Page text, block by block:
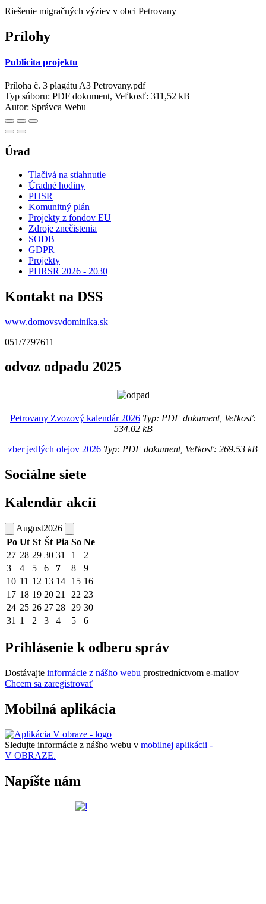
Riešenie migračných výziev v obci Petrovany
Prílohy
Publicita projektu
Príloha č. 3 plagátu A3 Petrovany.pdf
Typ súboru: PDF dokument, Veľkosť: 311,52 kB
Autor: Správca Webu
Úrad
Tlačivá na stiahnutie
Úradné hodiny
PHSR
Komunitný plán
Projekty z fondov EU
Zdroje znečistenia
SODB
GDPR
Projekty
PHRSR 2026 - 2030
Kontakt na DSS
www.domovsvdominika.sk
051/7797611
odvoz odpadu 2025
Petrovany Zvozový kalendár 2026 Typ: PDF dokument, Veľkosť:
534.02 kB
zber jedlých olejov 2026 Typ: PDF dokument, Veľkosť: 269.53 kB
Sociálne siete
Kalendár akcií
August2026
Po Ut St Št Pia So Ne
27 28 29 30 31 1
2
3
4 5 6 7 8
9
10 11 12 13 14 15 16
17 18 19 20 21 22 23
24 25 26 27 28 29 30
31 1 2 3 4 5 6
Prihlásenie k odberu správ
Dostávajte informácie z nášho webu prostredníctvom e-mailov
Chcem sa zaregistrovať
Mobilná aplikácia
Sledujte informácie z nášho webu v mobilnej aplikácii -
V OBRAZE.
Napíšte nám